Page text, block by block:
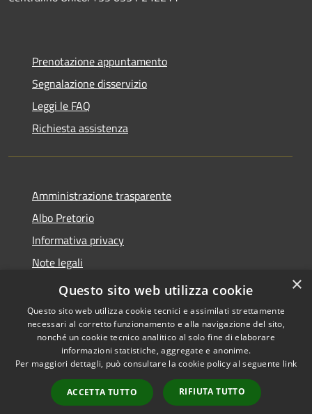
Prenotazione appuntamento
Segnalazione disservizio
Leggi le FAQ
Richiesta assistenza
Amministrazione trasparente
Albo Pretorio
Informativa privacy
Note legali
Dichiarazione di accessibilità
Accessibilità
Copyright © 2026 • Comune di
Ferno • Powered by
Municipium•
Accesso
redazione
×
Questo sito web utilizza cookie
Questo sito web utilizza cookie tecnici e assimilati strettamente
necessari al corretto funzionamento e alla navigazione del sito,
nonché un cookie tecnico analitico al solo fine di elaborare
informazioni statistiche, aggregate e anonime.
Per maggiori dettagli, può consultare la cookie policy al seguente link
ACCETTA TUTTO RIFIUTA TUTTO